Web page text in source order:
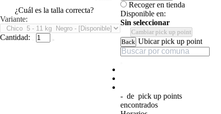
¿Cuál es la talla correcta?
Variante:
Cantidad:
Recoger en tienda
Disponible en:
Sin seleccionar
Cambiar pick up point
Back Ubicar pick up point
- de pick up points
encontrados